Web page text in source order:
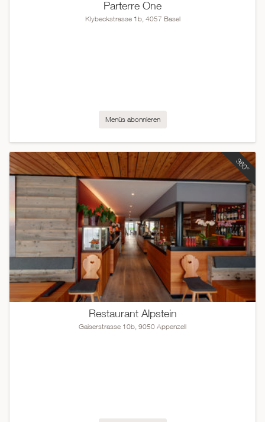
Parterre One
Klybeckstrasse 1b, 4057 Basel
Menüs abonnieren
Restaurant Alpstein
Gaiserstrasse 10b, 9050 Appenzell